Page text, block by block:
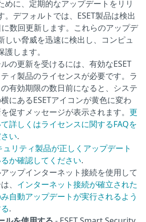
めに、定期的なアップデートをリリ
。デフォルトでは、ESET製品は検出
数回更新します。これらのアップデ
しい脅威を迅速に検出し、コンピュ
します。
の更新を受けるには、有効なESET
ィ製品のライセンスが必要です。ラ
有効期限の数日前になると、システ
にあるESETアイコンが黄色に変わ
促すメッセージが表示されます。 更
詳しくはライセンスに関するFAQを
い.
ュリティ製品が正しくアップデート
か確認してください.
ップインターネット接続を使用して
、 インターネット接続が確立された
自動アップデートが実行されるよう
.